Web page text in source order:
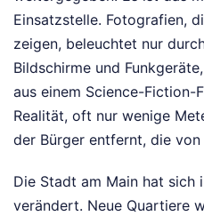
Einsatzstelle. Fotografien,
zeigen, beleuchtet nur
Bildschirme und
aus einem Science-Fiction-
Realität, oft nur wenige
der Bürger entfernt, die
Die Stadt am Main hat sich
verändert. Neue Quartiere